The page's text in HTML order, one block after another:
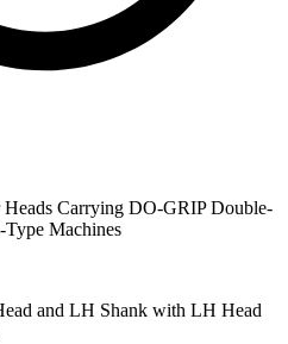
Carrying DO-GRIP Double-
Type Machines
and LH Shank with LH Head